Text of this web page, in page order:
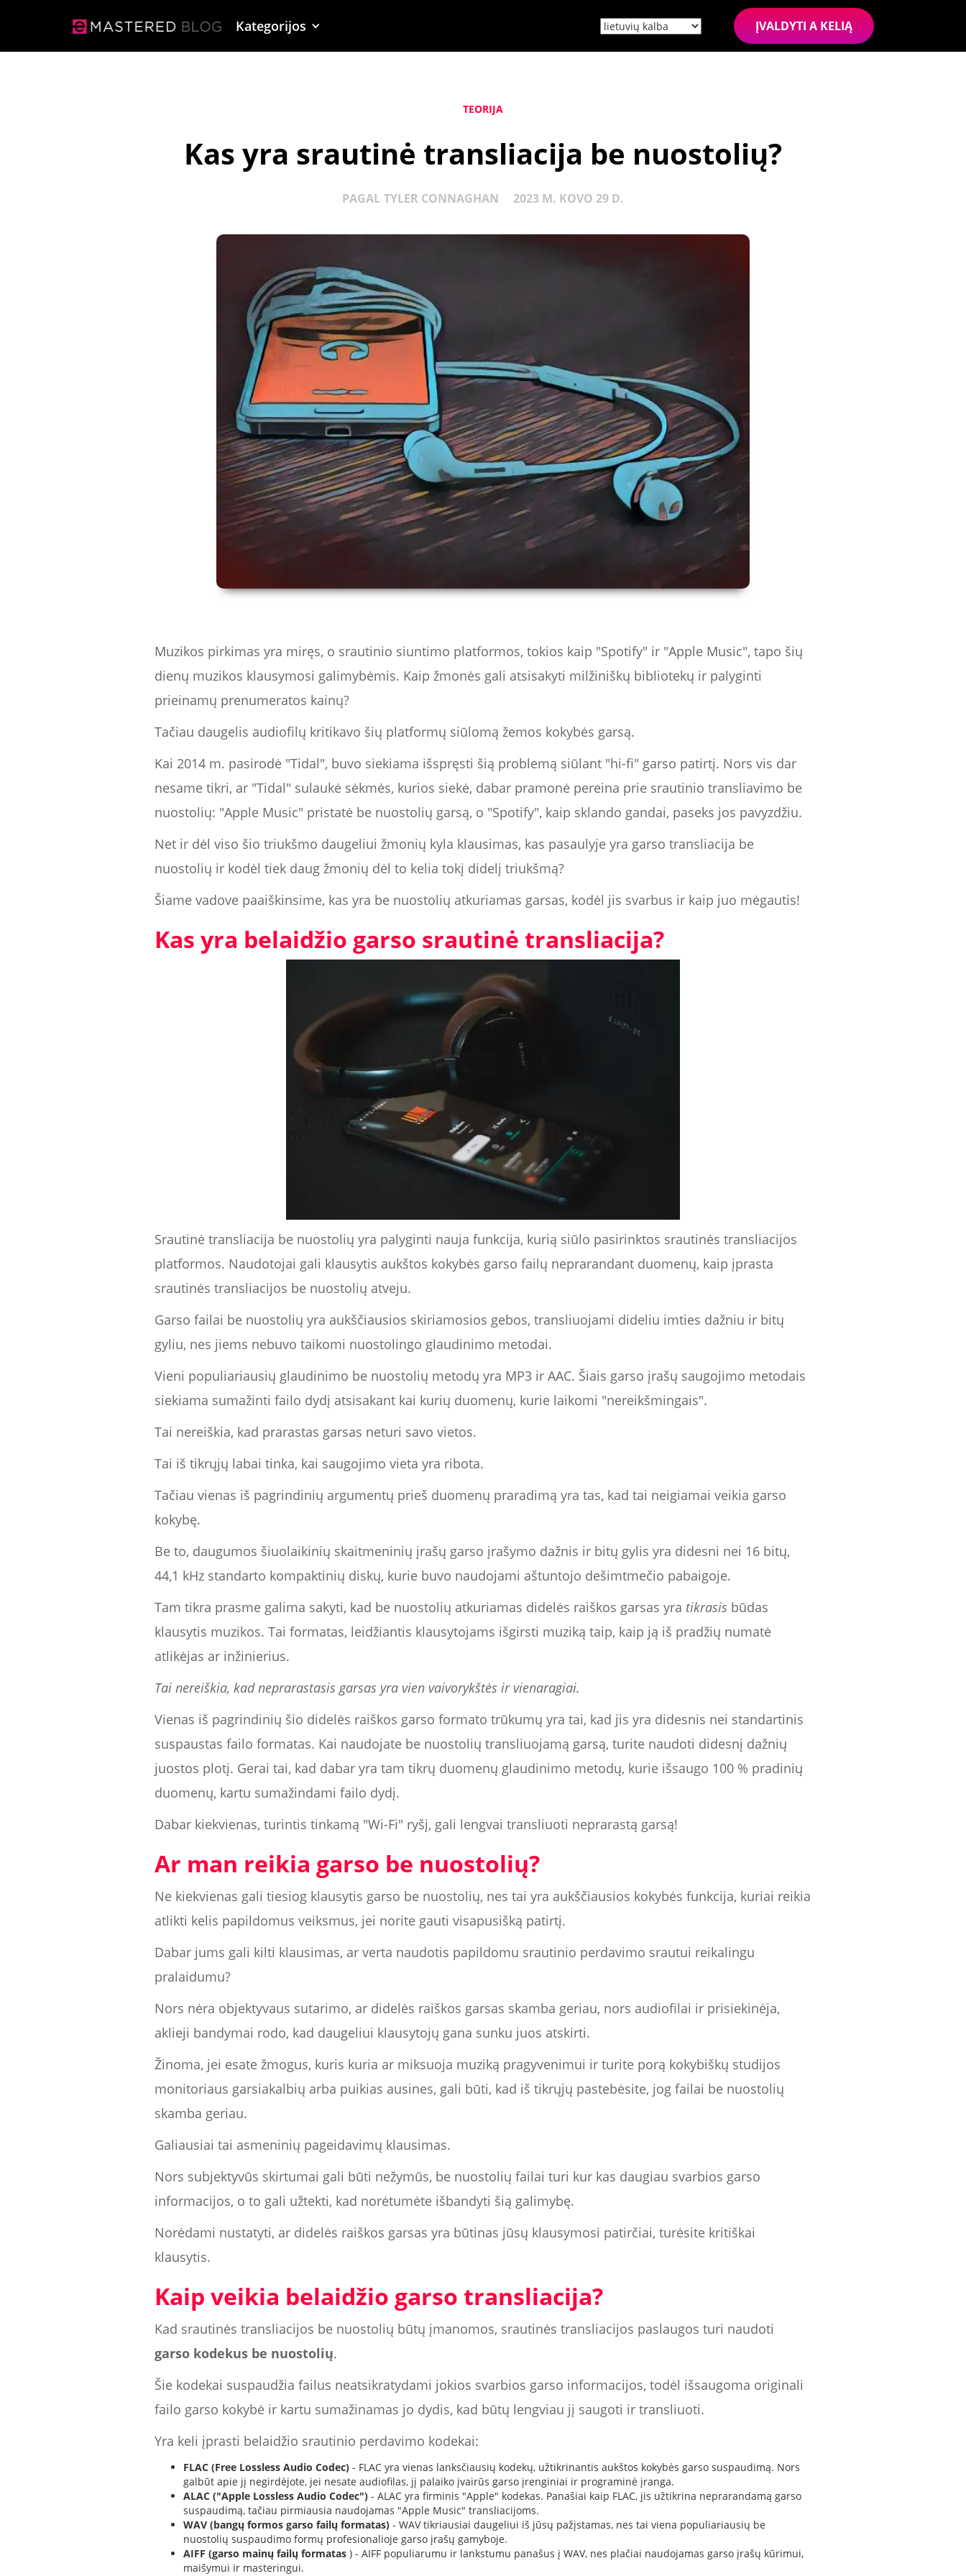
Kategorijos ĮVALDYTI A KELIĄ
TEORIJA
Kas yra srautinė transliacija be nuostolių?
PAGAL TYLER CONNAGHAN 2023 M. KOVO 29 D.
Muzikos pirkimas yra miręs, o srautinio siuntimo platformos, tokios kaip "Spotify" ir "Apple Music", tapo šių
dienų muzikos klausymosi galimybėmis. Kaip žmonės gali atsisakyti milžiniškų bibliotekų ir palyginti
prieinamų prenumeratos kainų?
Tačiau daugelis audiofilų kritikavo šių platformų siūlomą žemos kokybės garsą.
Kai 2014 m. pasirodė "Tidal", buvo siekiama išspręsti šią problemą siūlant "hi-fi" garso patirtį. Nors vis dar
nesame tikri, ar "Tidal" sulaukė sėkmės, kurios siekė, dabar pramonė pereina prie srautinio transliavimo be
nuostolių: "Apple Music" pristatė be nuostolių garsą, o "Spotify", kaip sklando gandai, paseks jos pavyzdžiu.
Net ir dėl viso šio triukšmo daugeliui žmonių kyla klausimas, kas pasaulyje yra garso transliacija be
nuostolių ir kodėl tiek daug žmonių dėl to kelia tokį didelį triukšmą?
Šiame vadove paaiškinsime, kas yra be nuostolių atkuriamas garsas, kodėl jis svarbus ir kaip juo mėgautis!
Kas yra belaidžio garso srautinė transliacija?
Srautinė transliacija be nuostolių yra palyginti nauja funkcija, kurią siūlo pasirinktos srautinės transliacijos
platformos. Naudotojai gali klausytis aukštos kokybės garso failų neprarandant duomenų, kaip įprasta
srautinės transliacijos be nuostolių atveju.
Garso failai be nuostolių yra aukščiausios skiriamosios gebos, transliuojami dideliu imties dažniu ir bitų
gyliu, nes jiems nebuvo taikomi nuostolingo glaudinimo metodai.
Vieni populiariausių glaudinimo be nuostolių metodų yra MP3 ir AAC. Šiais garso įrašų saugojimo metodais
siekiama sumažinti failo dydį atsisakant kai kurių duomenų, kurie laikomi "nereikšmingais".
Tai nereiškia, kad prarastas garsas neturi savo vietos.
Tai iš tikrųjų labai tinka, kai saugojimo vieta yra ribota.
Tačiau vienas iš pagrindinių argumentų prieš duomenų praradimą yra tas, kad tai neigiamai veikia garso
kokybę.
Be to, daugumos šiuolaikinių skaitmeninių įrašų garso įrašymo dažnis ir bitų gylis yra didesni nei 16 bitų,
44,1 kHz standarto kompaktinių diskų, kurie buvo naudojami aštuntojo dešimtmečio pabaigoje.
Tam tikra prasme galima sakyti, kad be nuostolių atkuriamas didelės raiškos garsas yra tikrasis būdas
klausytis muzikos. Tai formatas, leidžiantis klausytojams išgirsti muziką taip, kaip ją iš pradžių numatė
atlikėjas ar inžinierius.
Tai nereiškia, kad neprarastasis garsas yra vien vaivorykštės ir vienaragiai.
Vienas iš pagrindinių šio didelės raiškos garso formato trūkumų yra tai, kad jis yra didesnis nei standartinis
suspaustas failo formatas. Kai naudojate be nuostolių transliuojamą garsą, turite naudoti didesnį dažnių
juostos plotį. Gerai tai, kad dabar yra tam tikrų duomenų glaudinimo metodų, kurie išsaugo 100 % pradinių
duomenų, kartu sumažindami failo dydį.
Dabar kiekvienas, turintis tinkamą "Wi-Fi" ryšį, gali lengvai transliuoti neprarastą garsą!
Ar man reikia garso be nuostolių?
Ne kiekvienas gali tiesiog klausytis garso be nuostolių, nes tai yra aukščiausios kokybės funkcija, kuriai reikia
atlikti kelis papildomus veiksmus, jei norite gauti visapusišką patirtį.
Dabar jums gali kilti klausimas, ar verta naudotis papildomu srautinio perdavimo srautui reikalingu
pralaidumu?
Nors nėra objektyvaus sutarimo, ar didelės raiškos garsas skamba geriau, nors audiofilai ir prisiekinėja,
aklieji bandymai rodo, kad daugeliui klausytojų gana sunku juos atskirti.
Žinoma, jei esate žmogus, kuris kuria ar miksuoja muziką pragyvenimui ir turite porą kokybiškų studijos
monitoriaus garsiakalbių arba puikias ausines, gali būti, kad iš tikrųjų pastebėsite, jog failai be nuostolių
skamba geriau.
Galiausiai tai asmeninių pageidavimų klausimas.
Nors subjektyvūs skirtumai gali būti nežymūs, be nuostolių failai turi kur kas daugiau svarbios garso
informacijos, o to gali užtekti, kad norėtumėte išbandyti šią galimybę.
Norėdami nustatyti, ar didelės raiškos garsas yra būtinas jūsų klausymosi patirčiai, turėsite kritiškai
klausytis.
Kaip veikia belaidžio garso transliacija?
Kad srautinės transliacijos be nuostolių būtų įmanomos, srautinės transliacijos paslaugos turi naudoti
garso kodekus be nuostolių.
Šie kodekai suspaudžia failus neatsikratydami jokios svarbios garso informacijos, todėl išsaugoma originali
failo garso kokybė ir kartu sumažinamas jo dydis, kad būtų lengviau jį saugoti ir transliuoti.
Yra keli įprasti belaidžio srautinio perdavimo kodekai:
FLAC (Free Lossless Audio Codec) - FLAC yra vienas lanksčiausių kodekų, užtikrinantis aukštos kokybės garso suspaudimą. Nors
galbūt apie jį negirdėjote, jei nesate audiofilas, jį palaiko įvairūs garso įrenginiai ir programinė įranga.
ALAC ("Apple Lossless Audio Codec") - ALAC yra firminis "Apple" kodekas. Panašiai kaip FLAC, jis užtikrina neprarandamą garso
suspaudimą, tačiau pirmiausia naudojamas "Apple Music" transliacijoms.
WAV (bangų formos garso failų formatas) - WAV tikriausiai daugeliui iš jūsų pažįstamas, nes tai viena populiariausių be
nuostolių suspaudimo formų profesionalioje garso įrašų gamyboje.
AIFF (garso mainų failų formatas ) - AIFF populiarumu ir lankstumu panašus į WAV, nes plačiai naudojamas garso įrašų kūrimui,
maišymui ir masteringui.